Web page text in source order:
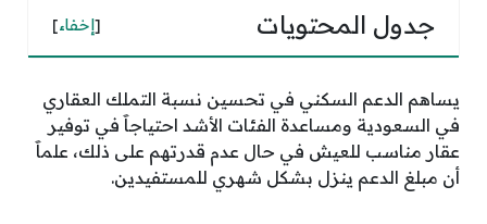
جدول المحتويات [إخفاء]
يساهم الدعم السكني في تحسين نسبة التملك العقاري
في السعودية ومساعدة الفئات الأشد احتياجاََ في توفير
عقار مناسب للعيش في حال عدم قدرتهم على ذلك، علماََ
أن مبلغ الدعم ينزل بشكل شهري للمستفيدين.